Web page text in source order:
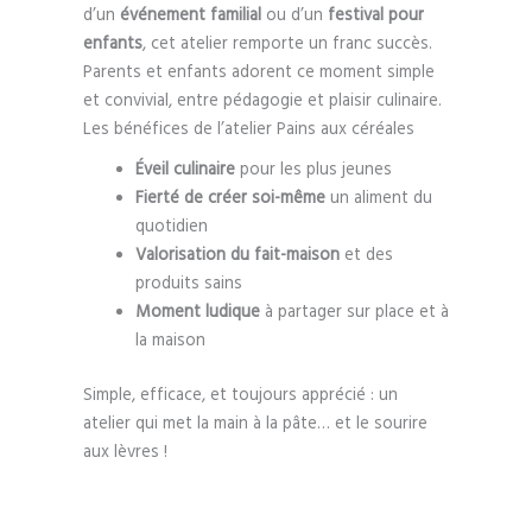
d’un événement familial ou d’un festival pour
enfants, cet atelier remporte un franc succès.
Parents et enfants adorent ce moment simple
et convivial, entre pédagogie et plaisir culinaire.
Les bénéfices de l’atelier Pains aux céréales
Éveil culinairepour les plus jeunes
Fierté de créer soi-mêmeun aliment du
quotidien
Valorisation du fait-maisonet des
produits sains
Moment ludiqueà partager sur place et à
la maison
Simple, efficace, et toujours apprécié : un
atelier qui met la main à la pâte… et le sourire
aux lèvres !